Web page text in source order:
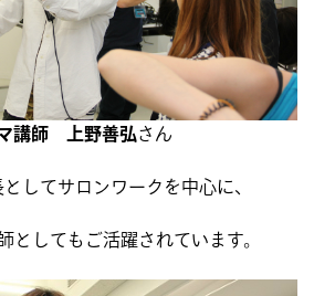
講師 上野善弘さん
してサロンワークを中心に、
としてもご活躍されています。